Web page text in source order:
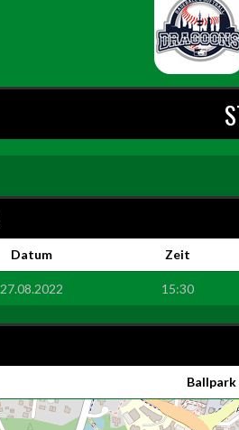
Datum Zeit
27.08.2022 15:30